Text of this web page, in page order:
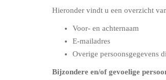
Hieronder vindt u een overzicht
Voor- en achternaam
E-mailadres
Overige persoonsgegevens
Bijzondere en/of gevoelige